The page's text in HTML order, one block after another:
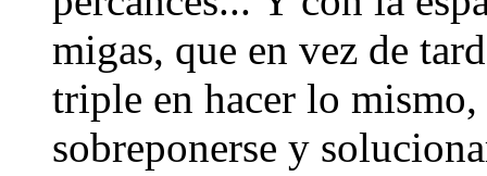
migas, que en vez de
triple en hacer lo
sobreponerse y